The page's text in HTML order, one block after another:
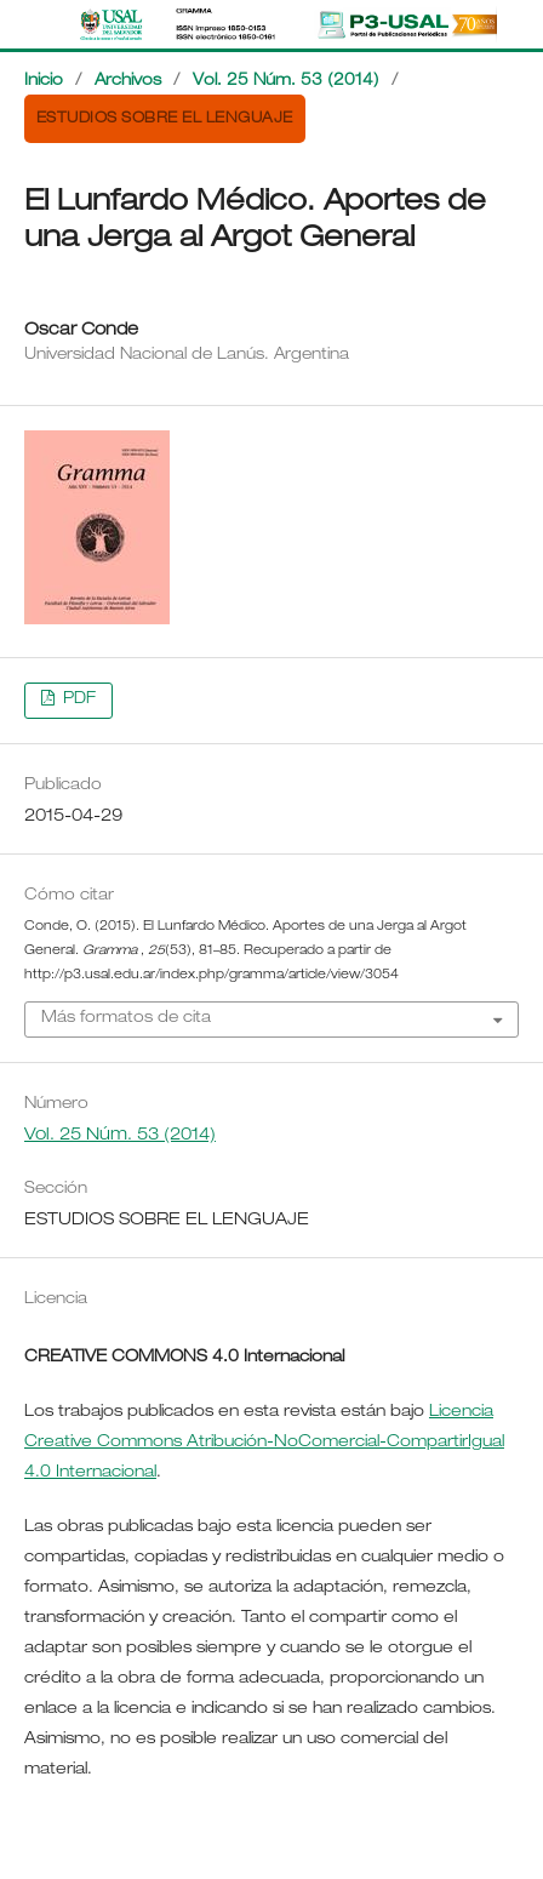
Inicio / Archivos / Vol. 25 Núm. 53 (2014) /
ESTUDIOS SOBRE EL LENGUAJE
El Lunfardo Médico. Aportes de
una Jerga al Argot General
Oscar Conde
Universidad Nacional de Lanús. Argentina
PDF
Publicado
2015-04-29
Cómo citar
Conde, O. (2015). El Lunfardo Médico. Aportes de una Jerga al Argot
General. Gramma , 25(53), 81–85. Recuperado a partir de
http://p3.usal.edu.ar/index.php/gramma/article/view/3054
Más formatos de cita
Número
Vol. 25 Núm. 53 (2014)
Sección
ESTUDIOS SOBRE EL LENGUAJE
Licencia
CREATIVE COMMONS 4.0 Internacional
Los trabajos publicados en esta revista están bajo Licencia
Creative Commons Atribución-NoComercial-CompartirIgual
4.0 Internacional.
Las obras publicadas bajo esta licencia pueden ser
compartidas, copiadas y redistribuidas en cualquier medio o
formato. Asimismo, se autoriza la adaptación, remezcla,
transformación y creación. Tanto el compartir como el
adaptar son posibles siempre y cuando se le otorgue el
crédito a la obra de forma adecuada, proporcionando un
enlace a la licencia e indicando si se han realizado cambios.
Asimismo, no es posible realizar un uso comercial del
material.